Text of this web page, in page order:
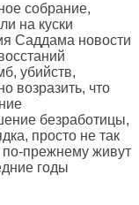
собрание,
на куски
Саддама новости
убийств,
возразить, что
безработицы,
просто не так
прежнему живут
годы